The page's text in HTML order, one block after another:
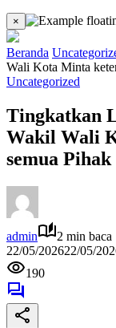
×
Beranda
Wali Kota Minta
Uncategorized
Tingkatkan
Wakil Wali
semua Pihak
admin
2 min baca
22/05/202622/05/
190